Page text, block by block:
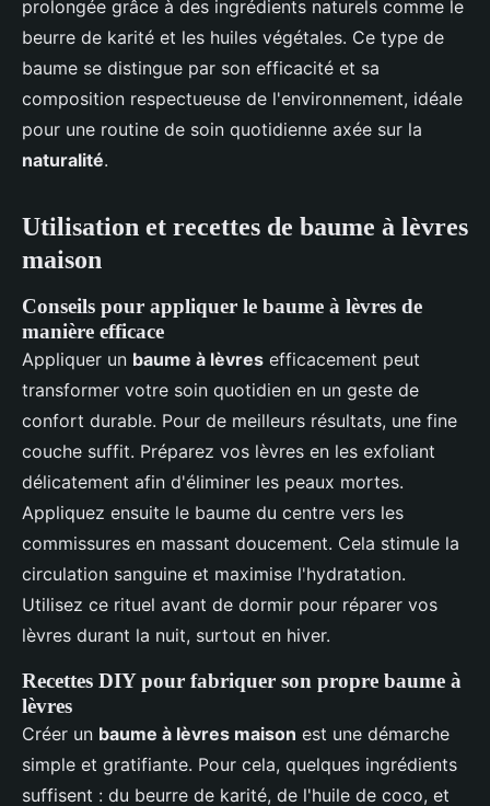
prolongée grâce à des ingrédients naturels comme le
beurre de karité et les huiles végétales. Ce type de
baume se distingue par son efficacité et sa
composition respectueuse de l'environnement, idéale
pour une routine de soin quotidienne axée sur la
naturalité.
Utilisation et recettes de baume à lèvres
maison
Conseils pour appliquer le baume à lèvres de
manière efficace
Appliquer un baume à lèvres efficacement peut
transformer votre soin quotidien en un geste de
confort durable. Pour de meilleurs résultats, une fine
couche suffit. Préparez vos lèvres en les exfoliant
délicatement afin d'éliminer les peaux mortes.
Appliquez ensuite le baume du centre vers les
commissures en massant doucement. Cela stimule la
circulation sanguine et maximise l'hydratation.
Utilisez ce rituel avant de dormir pour réparer vos
lèvres durant la nuit, surtout en hiver.
Recettes DIY pour fabriquer son propre baume à
lèvres
Créer un baume à lèvres maison est une démarche
simple et gratifiante. Pour cela, quelques ingrédients
suffisent : du beurre de karité, de l'huile de coco, et